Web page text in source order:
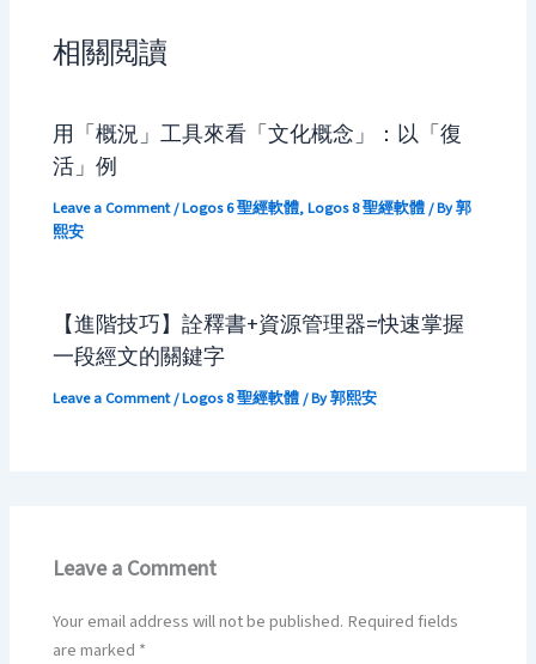
相關閲讀
用「概況」工具來看「文化概念」：以「復
活」例
Leave a Comment/Logos 6 聖經軟體,Logos 8 聖經軟體/ By郭
熙安
【進階技巧】詮釋書+資源管理器=快速掌握
一段經文的關鍵字
Leave a Comment/Logos 8 聖經軟體/ By郭熙安
Leave a Comment
Your email address will not be published. Required fields
are marked *